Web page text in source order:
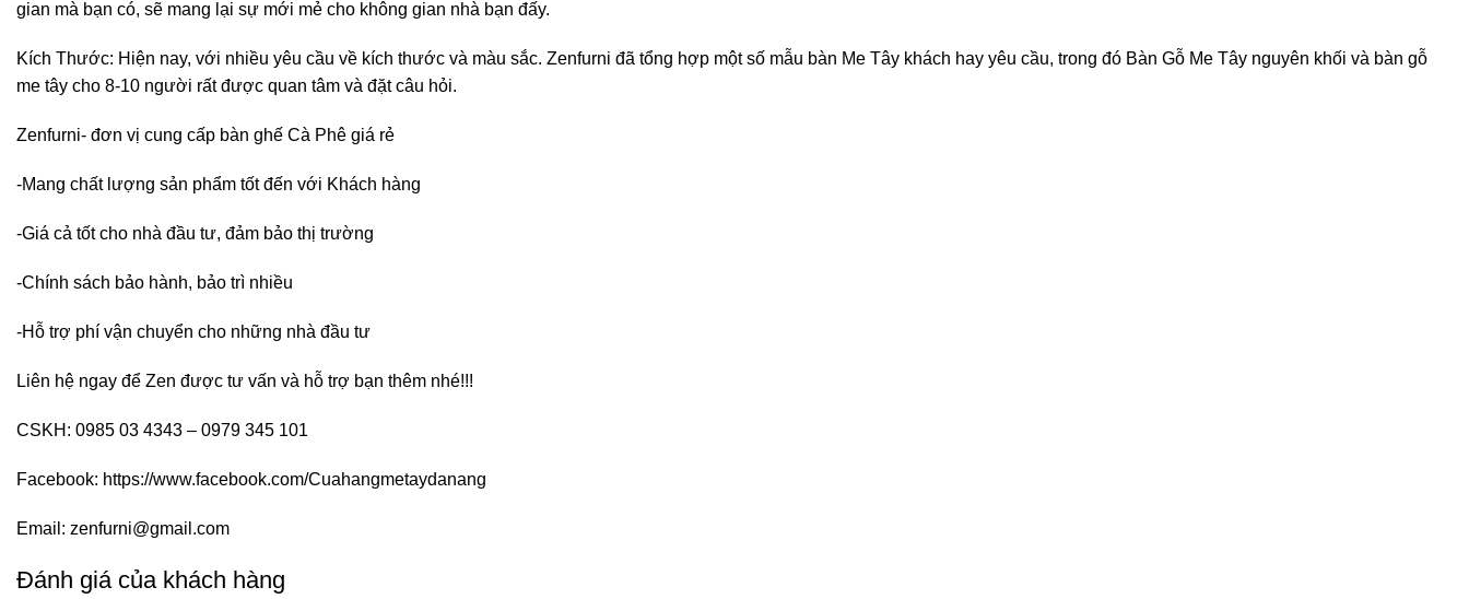
gian mà bạn có, sẽ mang lại sự mới mẻ cho không gian nhà bạn đấy.
Kích Thước: Hiện nay, với nhiều yêu cầu về kích thước và màu sắc. Zenfurni đã tổng hợp một số mẫu bàn Me Tây khách hay yêu cầu, trong đó Bàn Gỗ Me Tây nguyên khối và bàn gỗ
me tây cho 8-10 người rất được quan tâm và đặt câu hỏi.
Zenfurni- đơn vị cung cấp bàn ghế Cà Phê giá rẻ
-Mang chất lượng sản phẩm tốt đến với Khách hàng
-Giá cả tốt cho nhà đầu tư, đảm bảo thị trường
-Chính sách bảo hành, bảo trì nhiều
-Hỗ trợ phí vận chuyển cho những nhà đầu tư
Liên hệ ngay để Zen được tư vấn và hỗ trợ bạn thêm nhé!!!
CSKH: 0985 03 4343 – 0979 345 101
Facebook: https://www.facebook.com/Cuahangmetaydanang
Email: zenfurni@gmail.com
Đánh giá của khách hàng